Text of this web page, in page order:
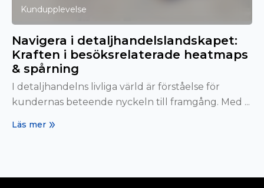
Kundupplevelse
Navigera i detaljhandelslandskapet:
Kraften i besöksrelaterade heatmaps
& spårning
I detaljhandelns livliga värld är förståelse för
kundernas beteende nyckeln till framgång. Med ...
Läs mer